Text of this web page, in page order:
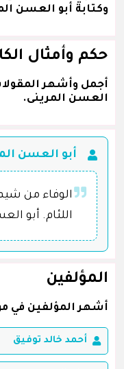
وكتابة أبو العسن
حكم وأمثال
أجمل وأشهر
العسن المرينى.
أبو العسن
الوفاء من
اللئام. أبو
المؤلفين
أشهر المؤلفين في
أحمد خالد توفيق